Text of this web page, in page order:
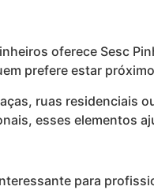
oferece Sesc
prefere estar
ruas residenciais
esses elementos
para